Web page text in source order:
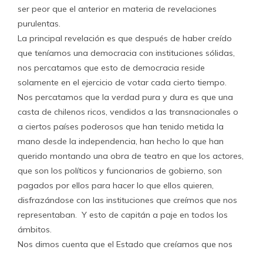
ser peor que el anterior en materia de revelaciones
purulentas.
La principal revelación es que después de haber creído
que teníamos una democracia con instituciones sólidas,
nos percatamos que esto de democracia reside
solamente en el ejercicio de votar cada cierto tiempo.
Nos percatamos que la verdad pura y dura es que una
casta de chilenos ricos, vendidos a las transnacionales o
a ciertos países poderosos que han tenido metida la
mano desde la independencia, han hecho lo que han
querido montando una obra de teatro en que los actores,
que son los políticos y funcionarios de gobierno, son
pagados por ellos para hacer lo que ellos quieren,
disfrazándose con las instituciones que creímos que nos
representaban. Y esto de capitán a paje en todos los
ámbitos.
Nos dimos cuenta que el Estado que creíamos que nos